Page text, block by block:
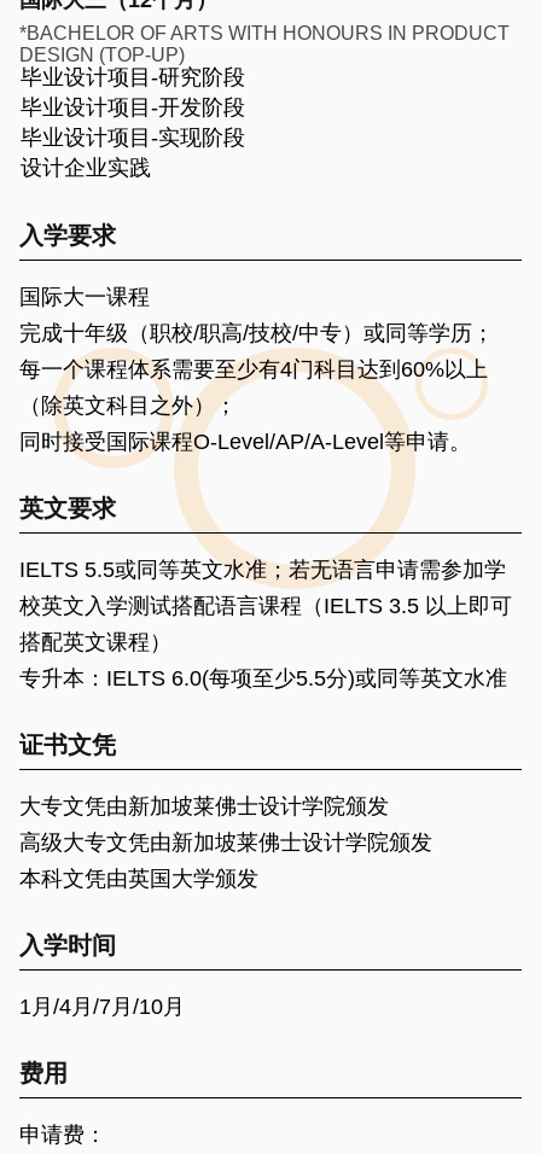
*BACHELOR OF ARTS WITH HONOURS IN PRODUCT
DESIGN (TOP-UP)
毕业设计项目-研究阶段
毕业设计项目-开发阶段
毕业设计项目-实现阶段
设计企业实践
入学要求
国际大一课程
完成十年级（职校/职高/技校/中专）或同等学历；
每一个课程体系需要至少有4门科目达到60%以上
（除英文科目之外）；
同时接受国际课程O-Level/AP/A-Level等申请。
英文要求
IELTS 5.5或同等英文水准；若无语言申请需参加学
校英文入学测试搭配语言课程（IELTS 3.5 以上即可
搭配英文课程）
专升本：IELTS 6.0(每项至少5.5分)或同等英文水准
证书文凭
大专文凭由新加坡莱佛士设计学院颁发
高级大专文凭由新加坡莱佛士设计学院颁发
本科文凭由英国大学颁发
入学时间
1月/4月/7月/10月
费用
申请费：